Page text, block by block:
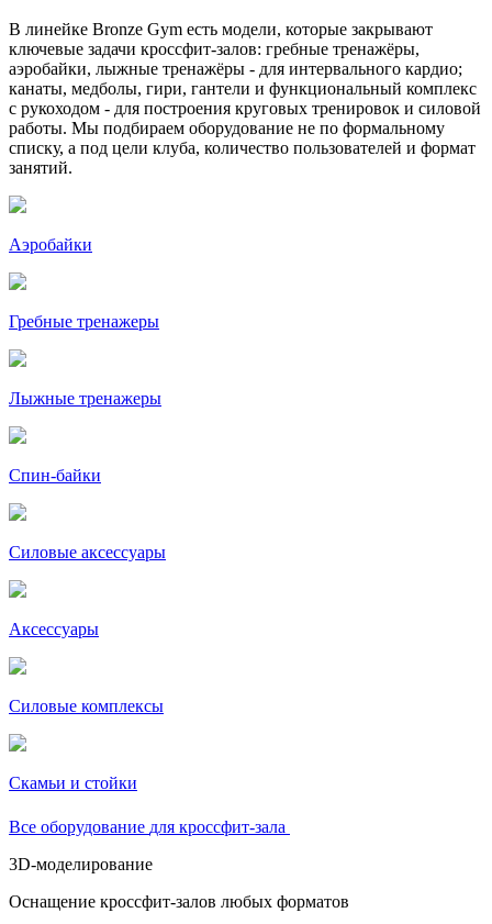
В линейке Bronze Gym есть модели, которые закрывают
ключевые задачи кроссфит-залов: гребные тренажёры,
аэробайки, лыжные тренажёры - для интервального кардио;
канаты, медболы, гири, гантели и функциональный комплекс
с рукоходом - для построения круговых тренировок и силовой
работы. Мы подбираем оборудование не по формальному
списку, а под цели клуба, количество пользователей и формат
занятий.
Аэробайки
Гребные тренажеры
Лыжные тренажеры
Спин-байки
Силовые аксессуары
Аксессуары
Силовые комплексы
Скамьи и стойки
Все оборудование для кроссфит-зала
3D-моделирование
Оснащение кроссфит-залов любых форматов